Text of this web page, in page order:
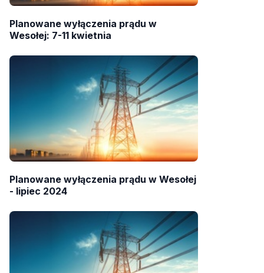
Planowane wyłączenia prądu w
Wesołej: 7-11 kwietnia
Planowane wyłączenia prądu w Wesołej
- lipiec 2024